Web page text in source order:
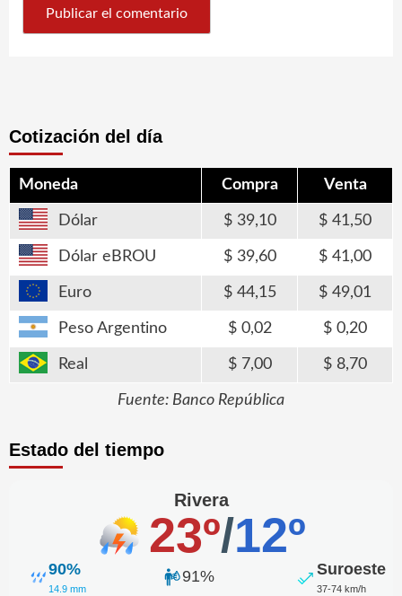
Cotización del día
Moneda Compra Venta
Dólar 39,10 41,50
Dólar eBROU 39,60 41,00
Euro 44,15 49,01
Peso Argentino 0,02 0,20
Real 7,00 8,70
Fuente: Banco República
Estado del tiempo
Rivera
23º/12º
90%
14.9 mm
91% Suroeste
37-74 km/h